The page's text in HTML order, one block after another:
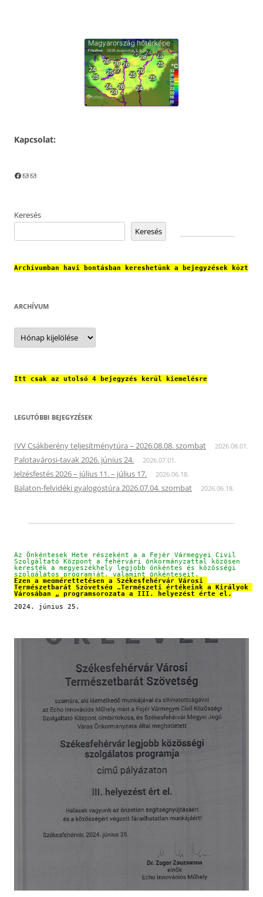
Kapcsolat:
Facebook
Mail
Mail
Keresés
Keresés
Archívumban havi bontásban kereshetünk a bejegyzések közt
ARCHÍVUM
Archívum
Itt csak az utolsó 4 bejegyzés kerül kiemelésre
LEGUTÓBBI BEJEGYZÉSEK
IVV Csákberény teljesítménytúra – 2026.08.08. szombat 2026.08.01.
Palotavárosi-tavak 2026. június 24. 2026.07.01.
Jelzésfestés 2026 – július 11. – július 17. 2026.06.18.
Balaton-felvidéki gyalogostúra 2026.07.04. szombat 2026.06.18.
Az Önkéntesek Hete részeként a a Fejér Vármegyei Civil
Szolgáltató Központ a fehérvári önkormányzattal közösen
keresték a megyeszékhely legjobb önkéntes és közösségi
szolgálatos programját, valamint önkénteseit.
Ezen a megmérettetésen a Székesfehérvár Városi
Természetbarát Szövetség „Természeti értékeink a Királyok
Városában „ programsorozata a III. helyezést érte el.
2024. június 25.